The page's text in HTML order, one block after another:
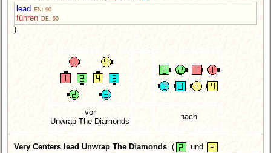
lead EN: 90
führen DE: 90
)
vor
Unwrap The Diamonds
nach
Very Centers lead Unwrap The Diamonds (
und